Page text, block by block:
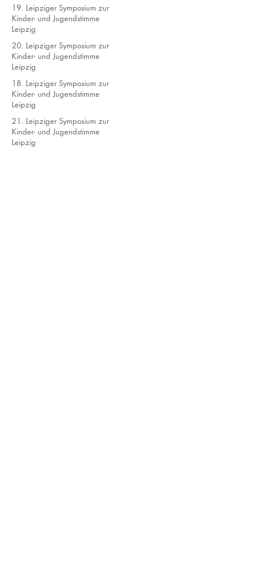
19. Leipziger Symposium zur
Kinder- und Jugendstimme
Leipzig
20. Leipziger Symposium zur
Kinder- und Jugendstimme
Leipzig
18. Leipziger Symposium zur
Kinder- und Jugendstimme
Leipzig
21. Leipziger Symposium zur
Kinder- und Jugendstimme
Leipzig